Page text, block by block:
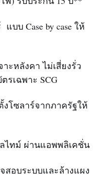
บ Case by case ให้
ะหลังคา ไม่เสี่ยงรั่ว
รเฉพาะ SCG
โซลาร์จากภาครัฐให้
ไทม์ ผ่านแอพพลิเคชั่น
สอบระบบและล้างแผง